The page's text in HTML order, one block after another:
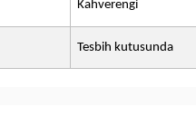
Kahverengi
Tesbih kutusunda